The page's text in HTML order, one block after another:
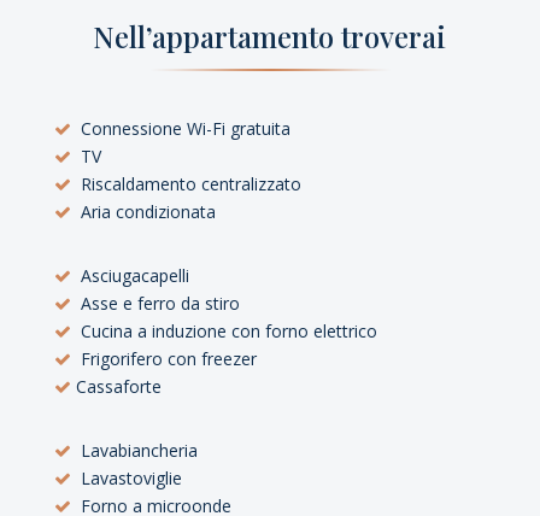
Nell’appartamento troverai
Connessione Wi-Fi gratuita
TV
Riscaldamento centralizzato
Aria condizionata
Asciugacapelli
Asse e ferro da stiro
Cucina a induzione con forno elettrico
Frigorifero con freezer
Cassaforte
Lavabiancheria
Lavastoviglie
Forno a microonde